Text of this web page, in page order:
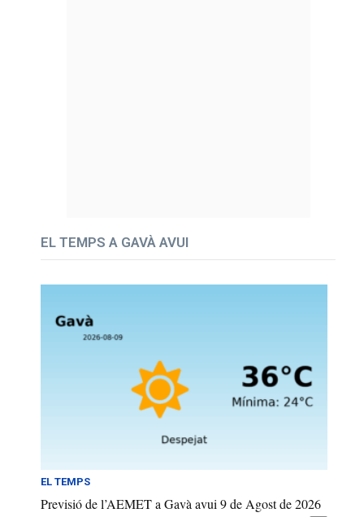
EL TEMPS A GAVÀ AVUI
EL TEMPS
Previsió de l’AEMET a Gavà avui 9 de Agost de 2026